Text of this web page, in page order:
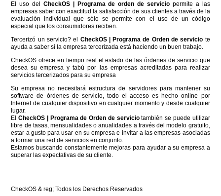
El uso del CheckOS | Programa de orden de servicio permite a las
empresas saber con exactitud la satisfacción de sus clientes a través de la
evaluación individual que sólo se permite con el uso de un código
especial que los consumidores reciben.
Tercerizó un servicio? el CheckOS | Programa de Orden de servicio te
ayuda a saber si la empresa tercerizada está haciendo un buen trabajo.
CheckOS ofrece en tiempo real el estado de las órdenes de servicio que
desea su empresa y tabú por las empresas acreditadas para realizar
servicios tercerizados para su empresa
Su empresa no necesitará estructura de servidores para mantener su
software de órdenes de servicio, todo el acceso es hecho online por
Internet de cualquier dispositivo en cualquier momento y desde cualquier
lugar.
ElCheckOS | Programa de Orden de serviciotambién se puede utilizar
libre de tasas, mensualidades o anualidades a través del modelo gratuito,
estar a gusto para usar en su empresa e invitar a las empresas asociadas
a formar una red de servicios en conjunto.
Estamos buscando constantemente mejoras para ayudar a su empresa a
superar las expectativas de su cliente.
CheckOS & reg; Todos los Derechos Reservados